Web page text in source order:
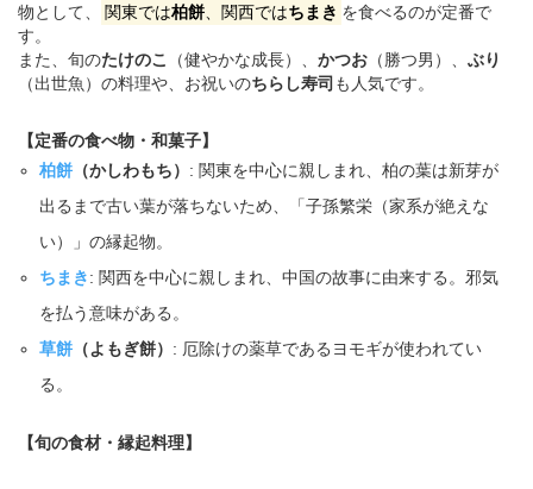
物として、
関東では柏餅、関西ではちまき を食べるのが定番で
す。
また、旬のたけのこ （健やかな成長）、 かつお （勝つ男）、 ぶり
（出世魚）の料理や、お祝いのちらし寿司 も人気です。
【定番の食べ物・和菓子】
柏餅 （かしわもち） : 関東を中心に親しまれ、柏の葉は新芽が
出るまで古い葉が落ちないため、「子孫繁栄（家系が絶えな
い）」の縁起物。
ちまき: 関西を中心に親しまれ、中国の故事に由来する。邪気
を払う意味がある。
草餅 （よもぎ餅） : 厄除けの薬草であるヨモギが使われてい
る。
【旬の食材・縁起料理】